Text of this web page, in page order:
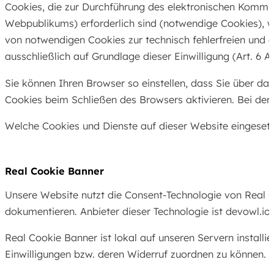
Cookies, die zur Durchführung des elektronischen
Webpublikums) erforderlich sind (notwendige Cookies),
von notwendigen Cookies zur technisch fehlerfreien
ausschließlich auf Grundlage dieser Einwilligung (Art. 6
Sie können Ihren Browser so einstellen, dass Sie über
Cookies beim Schließen des Browsers aktivieren. Bei
Welche Cookies und Dienste auf dieser Website
Real Cookie Banner
Unsere Website nutzt die Consent-Technologie von
dokumentieren. Anbieter dieser Technologie ist
Real Cookie Banner ist lokal auf unseren Servern
Einwilligungen bzw. deren Widerruf zuordnen zu